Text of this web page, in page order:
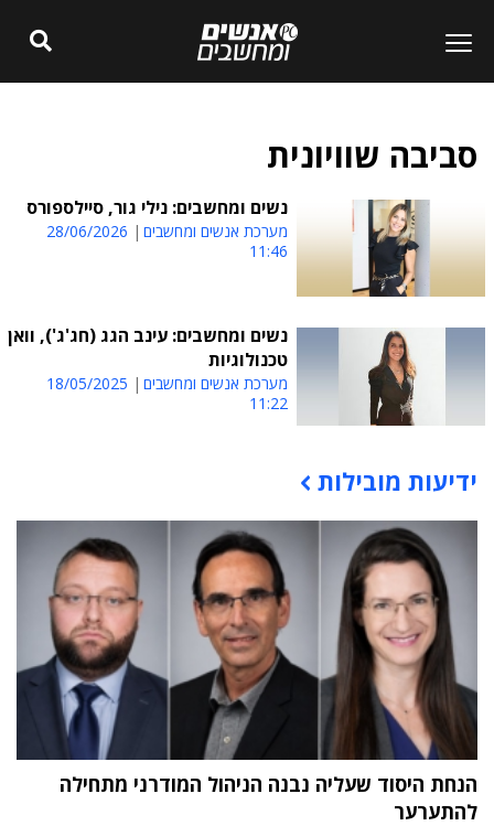
סביבה שוויונית
נשים ומחשבים: נילי גור, סיילספורס
מערכת אנשים ומחשבים
28/06/2026
11:46
נשים ומחשבים: עינב הגג (חג'ג'), וואן
טכנולוגיות
מערכת אנשים ומחשבים
18/05/2025
11:22
תוכן פרסומי
ידיעות מובילות
הנחת היסוד שעליה נבנה הניהול המודרני מתחילה
להתערער